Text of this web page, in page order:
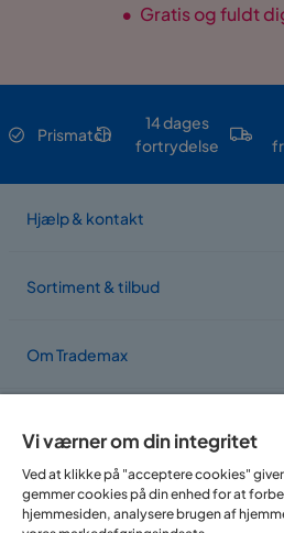
• Gratis og fuldt
Prismatch
14 dages
fortrydelse
Hjælp & kontakt
Sortiment & tilbud
Om Trademax
Vi findes i flere
Vi værner om din integritet
Ved at klikke på "acceptere cookies"
gemmer cookies på din enhed for at
hjemmesiden, analysere brugen af